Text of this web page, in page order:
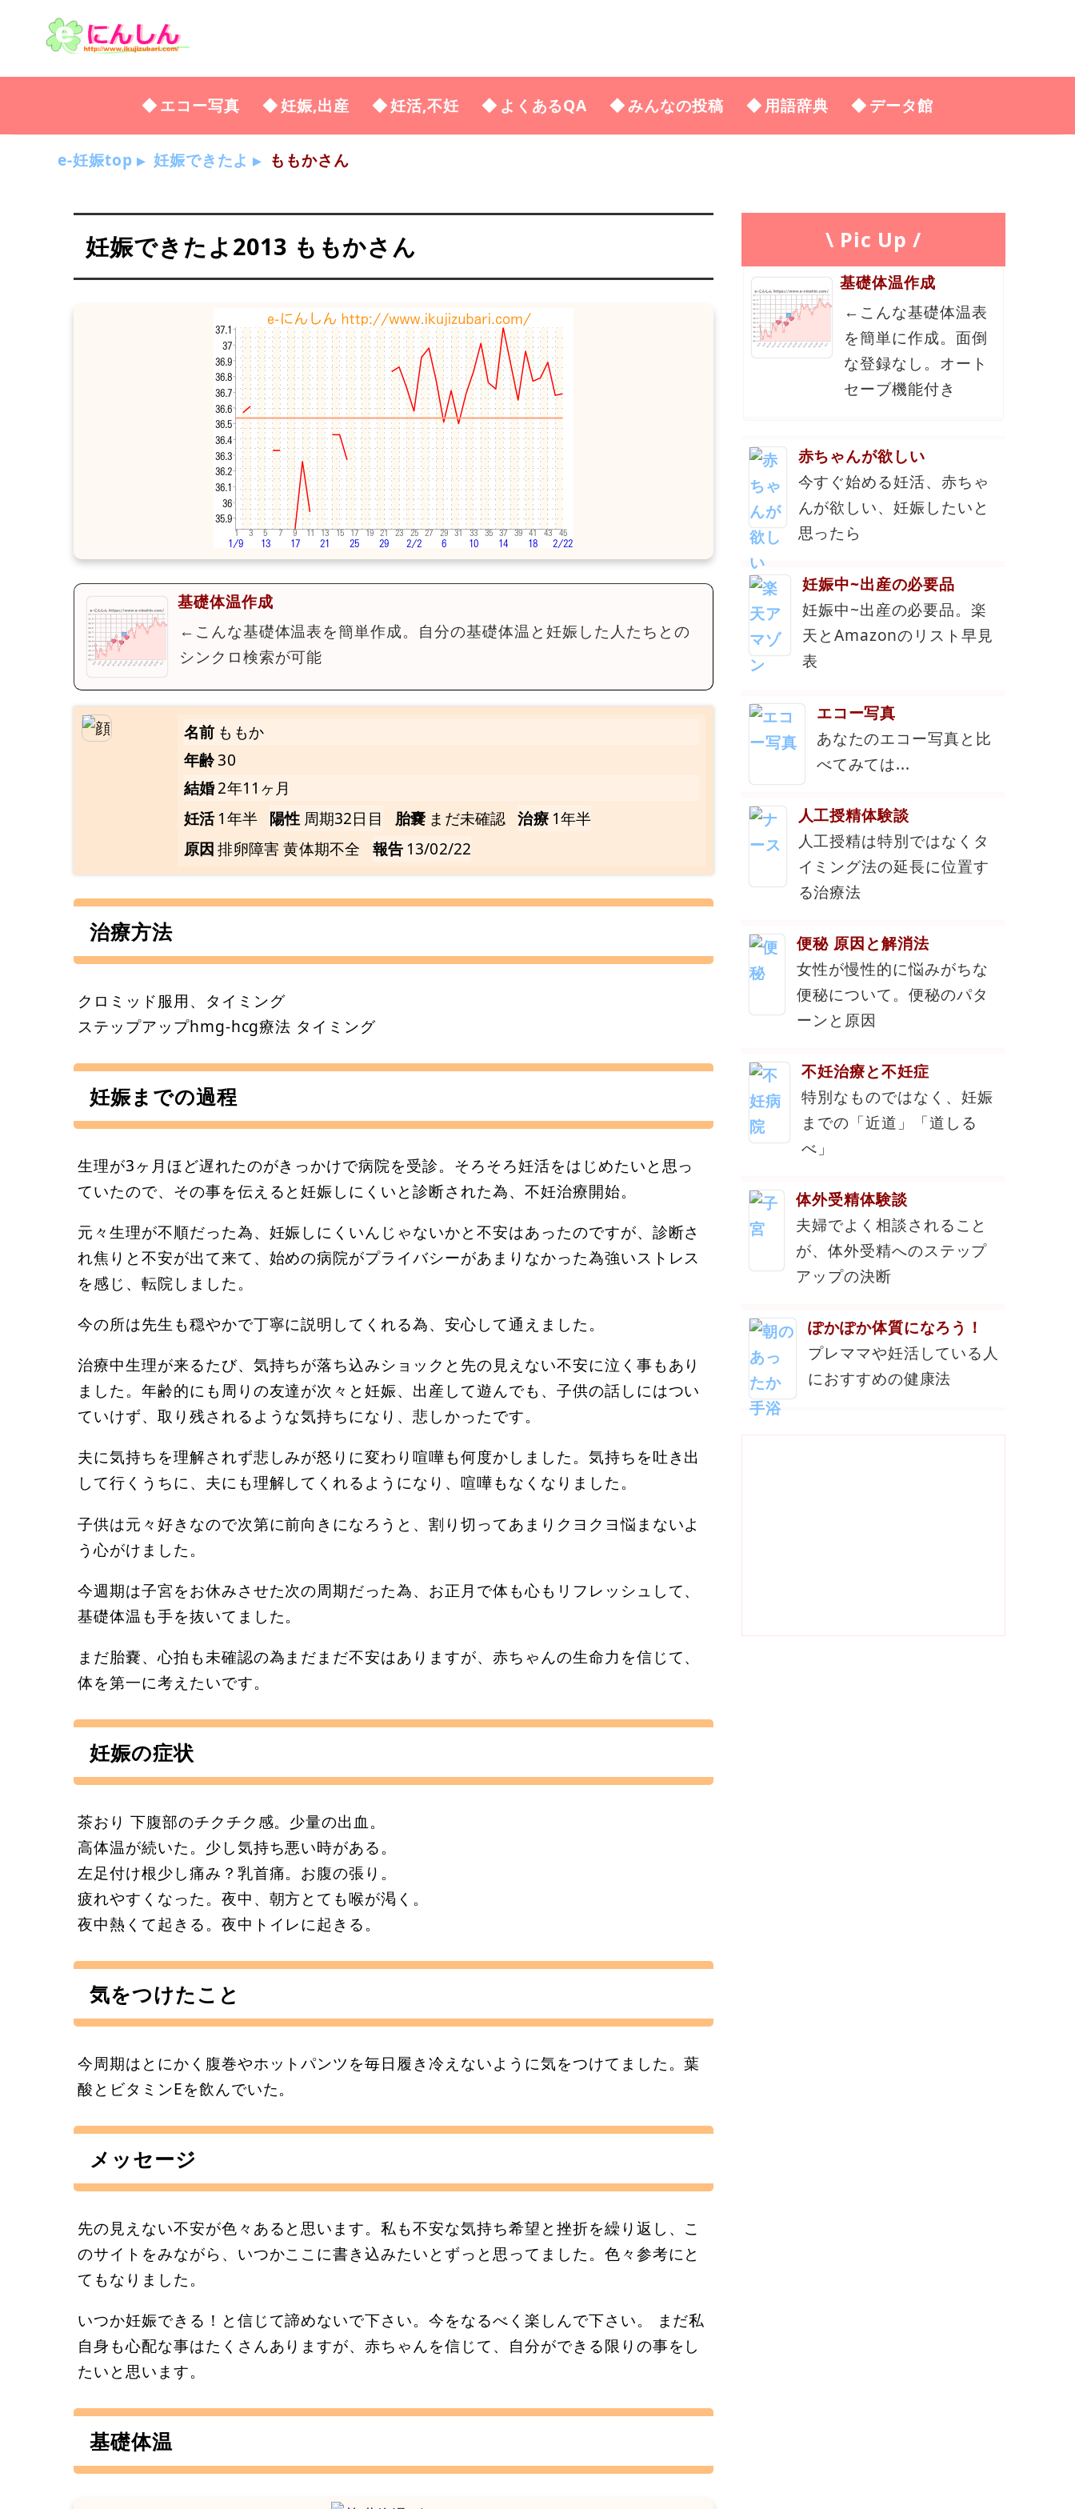
エコー写真 妊娠,出産 妊活,不妊 よくあるQA みんなの投稿 用語辞典 データ館
e-妊娠top 妊娠できたよ ももかさん
妊娠できたよ2013 ももかさん
基礎体温作成
←こんな基礎体温表を簡単作成。自分の基礎体温と妊娠した人たちとの
シンクロ検索が可能
名前 ももか
年齢30
結婚2年11ヶ月
妊活 1年半 陽性 周期32日目 胎嚢 まだ未確認 治療 1年半
原因排卵障害 黄体期不全 報告 13/02/22
治療方法
クロミッド服用、タイミング
ステップアップhmg-hcg療法 タイミング
妊娠までの過程
生理が3ヶ月ほど遅れたのがきっかけで病院を受診。そろそろ妊活をはじめたいと思っ
ていたので、その事を伝えると妊娠しにくいと診断された為、不妊治療開始。
元々生理が不順だった為、妊娠しにくいんじゃないかと不安はあったのですが、診断さ
れ焦りと不安が出て来て、始めの病院がプライバシーがあまりなかった為強いストレス
を感じ、転院しました。
今の所は先生も穏やかで丁寧に説明してくれる為、安心して通えました。
治療中生理が来るたび、気持ちが落ち込みショックと先の見えない不安に泣く事もあり
ました。年齢的にも周りの友達が次々と妊娠、出産して遊んでも、子供の話しにはつい
ていけず、取り残されるような気持ちになり、悲しかったです。
夫に気持ちを理解されず悲しみが怒りに変わり喧嘩も何度かしました。気持ちを吐き出
して行くうちに、夫にも理解してくれるようになり、喧嘩もなくなりました。
子供は元々好きなので次第に前向きになろうと、割り切ってあまりクヨクヨ悩まないよ
う心がけました。
今週期は子宮をお休みさせた次の周期だった為、お正月で体も心もリフレッシュして、
基礎体温も手を抜いてました。
まだ胎嚢、心拍も未確認の為まだまだ不安はありますが、赤ちゃんの生命力を信じて、
体を第一に考えたいです。
妊娠の症状
茶おり 下腹部のチクチク感。少量の出血。
高体温が続いた。少し気持ち悪い時がある。
左足付け根少し痛み？乳首痛。お腹の張り。
疲れやすくなった。夜中、朝方とても喉が渇く。
夜中熱くて起きる。夜中トイレに起きる。
気をつけたこと
今周期はとにかく腹巻やホットパンツを毎日履き冷えないように気をつけてました。葉
酸とビタミンEを飲んでいた。
メッセージ
先の見えない不安が色々あると思います。私も不安な気持ち希望と挫折を繰り返し、こ
のサイトをみながら、いつかここに書き込みたいとずっと思ってました。色々参考にと
てもなりました。
いつか妊娠できる！と信じて諦めないで下さい。今をなるべく楽しんで下さい。 まだ私
自身も心配な事はたくさんありますが、赤ちゃんを信じて、自分ができる限りの事をし
たいと思います。
基礎体温
\ Pic Up /
基礎体温作成
←こんな基礎体温表
を簡単に作成。面倒
な登録なし。オート
セーブ機能付き
赤ちゃんが欲しい
今すぐ始める妊活、赤ちゃ
んが欲しい、妊娠したいと
思ったら
妊娠中~出産の必要品
妊娠中~出産の必要品。楽
天とAmazonのリスト早見
表
エコー写真
あなたのエコー写真と比
べてみては...
人工授精体験談
人工授精は特別ではなくタ
イミング法の延長に位置す
る治療法
便秘 原因と解消法
女性が慢性的に悩みがちな
便秘について。便秘のパタ
ーンと原因
不妊治療と不妊症
特別なものではなく、妊娠
までの「近道」「道しる
べ」
体外受精体験談
夫婦でよく相談されること
が、体外受精へのステップ
アップの決断
ぽかぽか体質になろう！
プレママや妊活している人
におすすめの健康法